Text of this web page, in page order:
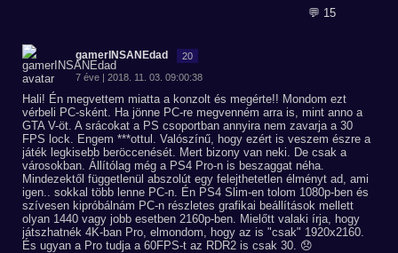
💬 15
gamerINSANEdad 20
7 éve | 2018. 11. 03. 09:00:38
Hali! Én megvettem miatta a konzolt és megérte!! Mondom ezt
vérbeli PC-sként. Ha jönne PC-re megvenném arra is, mint anno a
GTA V-öt. A srácokat a PS csoportban annyira nem zavarja a 30
FPS lock. Engem ***ottul. Valószínű, hogy ezért is veszem észre a
játék legkisebb beröccenését. Mert bizony van neki. De csak a
városokban. Állítólag még a PS4 Pro-n is beszaggat néha.
Mindezektől függetlenül abszolút egy felejthetetlen élményt ad, ami
igen.. sokkal több lenne PC-n. Én PS4 Slim-en tolom 1080p-ben és
szívesen kipróbálnám PC-n részletes grafikai beállítások mellett
olyan 1440 vagy jobb esetben 2160p-ben. Mielőtt valaki írja, hogy
játszhatnék 4K-ban Pro, elmondom, hogy az is "csak" 1920x2160.
És ugyan a Pro tudja a 60FPS-t az RDR2 is csak 30. 😞